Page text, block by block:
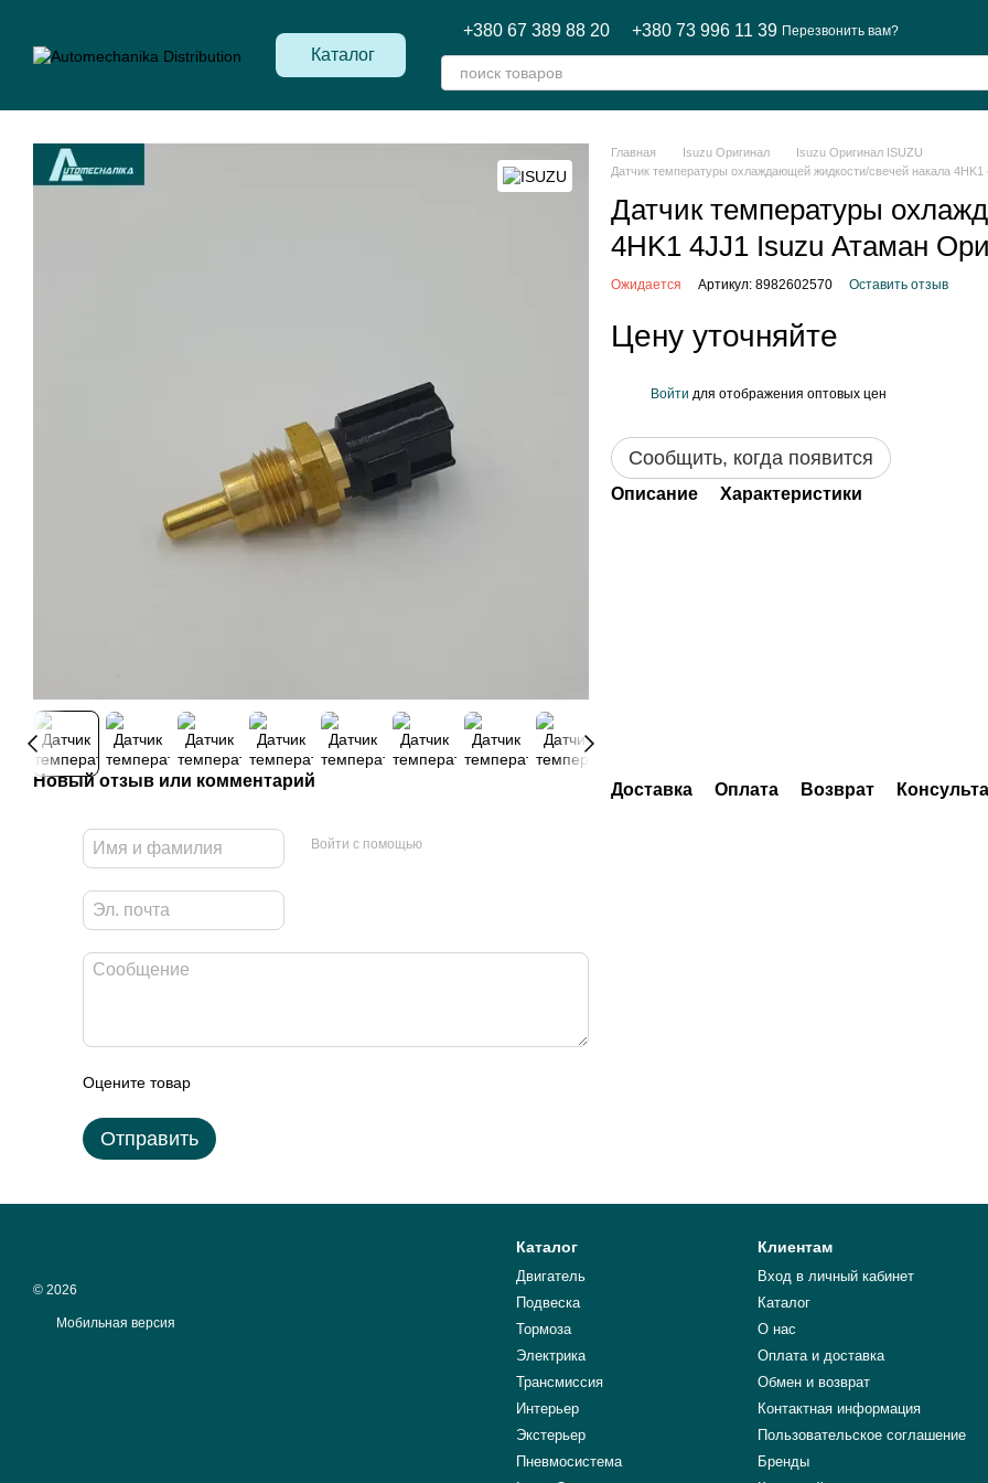
Каталог
+380 67 389 88 20 +380 73 996 11 39 Перезвонить вам?
Новый отзыв или комментарий
Войти с помощью
Оцените товар
Отправить
Главная Isuzu Оригинал
Isuzu Оригинал ISUZU
Датчик температуры охлаждающей жидкости/свечей накала
Датчик температуры
4HK1 4JJ1 Isuzu Атаман
Ожидается Артикул: 8982602570 Оставить отзыв
Цену уточняйте
Войти для отображения оптовых цен
Сообщить, когда появится
Описание Характеристики
Доставка Оплата Возврат
© 2026
Мобильная версия
Каталог
Двигатель
Подвеска
Тормоза
Электрика
Трансмиссия
Интерьер
Экстерьер
Пневмосистема
Клиентам
Вход в личный кабинет
Каталог
О нас
Оплата и доставка
Обмен и возврат
Контактная информация
Пользовательское соглашение
Бренды